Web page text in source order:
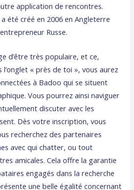
application de rencontres.
été créé en 2006 en Angleterre
Russe.
d’être très populaire, et ce,
« près de toi », vous aurez
à Badoo qui se situent
Vous pourrez ainsi naviguer
discuter avec les
Dès votre inscription, vous
recherchez des partenaires
avec qui chatter, ou tout
amicales. Cela offre la garantie
engagés dans la recherche
une belle égalité concernant